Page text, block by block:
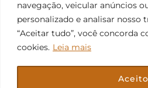
Não
Criação